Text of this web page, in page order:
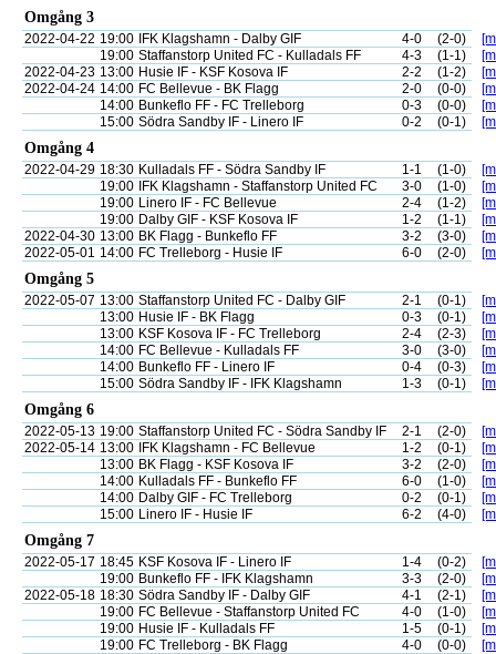
Omgång 3
2022-04-22 19:00 IFK Klagshamn - Dalby GIF 4-0 (2-0)
19:00 Staffanstorp United FC - Kulladals FF 4-3 (1-1)
2022-04-23 13:00 Husie IF - KSF Kosova IF 2-2 (1-2)
2022-04-24 14:00 FC Bellevue - BK Flagg 2-0 (0-0)
14:00 Bunkeflo FF - FC Trelleborg 0-3 (0-0)
15:00 Södra Sandby IF - Linero IF 0-2 (0-1)
Omgång 4
2022-04-29 18:30 Kulladals FF - Södra Sandby IF 1-1 (1-0)
19:00
IFK Klagshamn - Staffanstorp United FC 3-0 (1-0)
19:00 Linero IF - FC Bellevue 2-4 (1-2)
19:00 Dalby GIF - KSF Kosova IF 1-2 (1-1)
2022-04-30 13:00 BK Flagg - Bunkeflo FF 3-2 (3-0)
2022-05-01 14:00 FC Trelleborg - Husie IF 6-0 (2-0)
Omgång 5
2022-05-07 13:00 Staffanstorp United FC - Dalby GIF 2-1 (0-1)
13:00 Husie IF - BK Flagg 0-3 (0-1)
13:00 KSF Kosova IF - FC Trelleborg 2-4 (2-3)
14:00 FC Bellevue - Kulladals FF 3-0 (3-0)
14:00 Bunkeflo FF - Linero IF 0-4 (0-3)
15:00 Södra Sandby IF - IFK Klagshamn 1-3 (0-1)
Omgång 6
2022-05-13 19:00 Staffanstorp United FC - Södra Sandby IF 2-1 (2-0)
2022-05-14 13:00 IFK Klagshamn - FC Bellevue 1-2 (0-1)
13:00 BK Flagg - KSF Kosova IF 3-2 (2-0)
14:00 Kulladals FF - Bunkeflo FF 6-0 (1-0)
14:00 Dalby GIF - FC Trelleborg 0-2 (0-1)
15:00 Linero IF - Husie IF 6-2 (4-0)
Omgång 7
2022-05-17 18:45 KSF Kosova IF - Linero IF 1-4 (0-2)
19:00 Bunkeflo FF - IFK Klagshamn 3-3 (2-0)
2022-05-18 18:30 Södra Sandby IF - Dalby GIF 4-1 (2-1)
19:00 FC Bellevue - Staffanstorp United FC 4-0 (1-0)
19:00 Husie IF - Kulladals FF 1-5 (0-1)
19:00 FC Trelleborg - BK Flagg 4-0 (0-0)